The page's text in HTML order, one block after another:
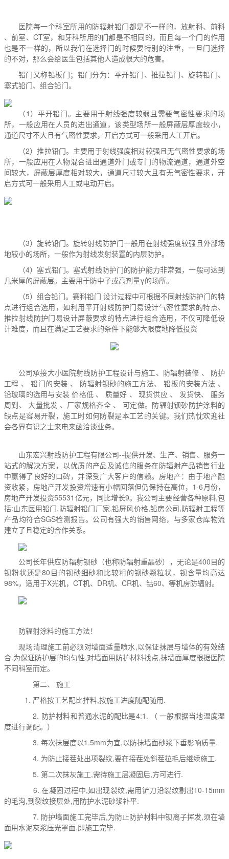
医院每一个科室所用的防辐射铅门都是不一样的，放射科、前科
、前室、CT室，和牙科所用的们都是不相同的，而且每一个门的作用
也是不一样的，所以我们在选择门的时候要特别的注重，一旦门选择
的不对，那么会给医生包括其他人造成很大的危害。
铅门又称铅板门；铅门分为：平开铅门、推拉铅门、旋转铅门、
塞式铅门、组合铅门。
（1）平开铅门。主要用于射线强度较弱且需要气密性要求的场
所，一般应用在人员的进出通道，该类型场所一般屏蔽层厚度较小，
通道尺寸不大且有气密性要求，开启方式可一般采用人工开启。
（2）推拉铅门。主要用于射线强度相对较强且无气密性要求的场
所，一般应用在人物混合进出通道外门或专门的物流通道，通道外空
间较大，屏蔽层厚度相对较大，通道尺寸较大且有无气密性要求，开
启方式可一般采用人工或电动开启。
（3）旋转铅门。旋转射线防护门一般用在射线强度较强且外部场
地较小的场所，一般作为射线发射装置的内层防护。
（4）塞式铅门。塞式射线防护门的防护能力非常强，一般可达到
几米厚的屏蔽层。主要用于防中子或高剂量γ的场所。
（5）组合铅门。赛科铅门 设计过程中可根据不同射线防护门的特
点进行组合选用，如利用平开射线防护门易设计气密性要求的特点、
推拉射线防护门易设计屏蔽要求的特点进行组合选用，不仅可降低设
计难度，而且在满足工艺要求的条件下能够大限度地降低投资
公司承接大小医院射线防护工程设计与施工、防辐射装修 、 防护
工程 、 铅门的安装 、 防辐射钡砂的施工方法、 铅板的安装方法 、
铅玻璃的选用与安装 价格低 、 质量好 、 现货供应 、 发货快、 服务
周到、 大量批发 、厂家规格齐全 、 可定做。防辐射钡砂防护涂料的
缺点是容易开裂，施工时如何防裂是本工艺的关键。 我们热忱欢迎社
会各界有识之士来电来函洽谈业务。
山东宏兴射线防护工程有限公司--提供开发、生产、销售、服务一
站式的解决方案，以优质的产品及诚信的服务在防辐射产品销售行业
中赢得了良好的口碑，并深受广大客户的信赖。房地产：由于地产融
资收紧，房地产开发投资增速有小幅回落但仍保持在高位，1-6月份，
房地产开发投资55531亿元，同比增长9。我公司主要经营各种原料,包
括:山东医用铅门,防辐射铅门厂家,铅屏风价格,铅房公司,防辐射工程等
产品均符合SGS检测报告。公司有强大的销售网络，与多家仓库物流
建立了且稳定的合作关系。
公司长年供应防辐射钡砂（也称防辐射重晶砂），无论是400目的
钡粉状还是80目的钡砂细砂和比较粗的钡砂颗粒状，钡含量均高达
98%，适用于X光机，CT机、DR机、CR机、钴60、等机房防辐射。
防辐射涂料的施工方法！
现场清理施工前必须对墙面适量喷水,以保证抹层与墙体的有效结
合.为保证防护层的均匀性,对墙面用防护材料找点,抹墙面厚度根据医院
不同科室而定。
第二、 施工
1. 严格按工艺配比拌料,按施工进度随配随用.
2. 防护材料和普通水泥的配比是4:1. （ 一般根据当地温度湿
度进行调配。）
3. 每次抹层度以1.5mm为宜,以防抹墙面砂浆下垂影响质量.
4. 为防止接茬处出项裂纹,要在接茬处斜茬拉毛后继续施工.
5. 第二次抹灰施工,需待施工层凝固后,方可进行.
6. 在凝固过程中,如出现裂纹,需用铲刀沿裂纹剔出10-15mm
的毛沟,到裂纹接层处,用防护水泥砂浆补平.
7. 防护墙面施工完毕后,为防止防护材料中钡离子挥发,须在墙
面用水泥灰浆压光罩面,即施工完毕.